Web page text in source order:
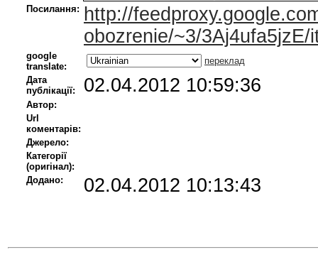
Посилання:
http://
obozrenie/~3/3Aj4ufa5jzE/
google
translate:
переклад
Дата
публікації:
02.04.2012 10:59:36
Автор:
Url
коментарів:
Джерело:
Категорії
(оригінал):
Додано:
02.04.2012 10:13:43